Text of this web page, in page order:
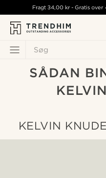
Søg
Fragt34,00 kr - Gratis over
SÅDAN
KELVIN